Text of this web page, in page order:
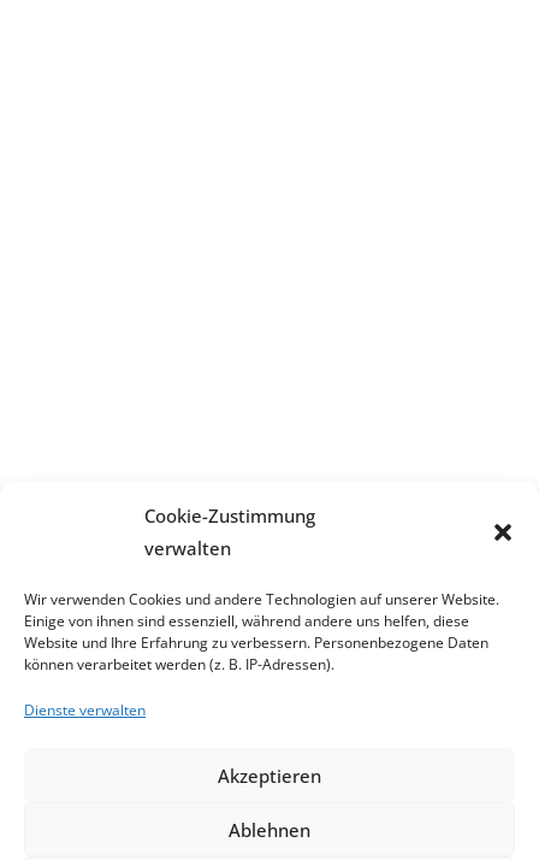
Cookie-Zustimmung
verwalten
Wir verwenden Cookies und andere Technologien auf unserer Website.
Einige von ihnen sind essenziell, während andere uns helfen, diese
Website und Ihre Erfahrung zu verbessern. Personenbezogene Daten
können verarbeitet werden (z. B. IP-Adressen).
Dienste verwalten
Akzeptieren
Ablehnen